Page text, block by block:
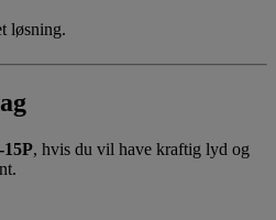
løsning.
, hvis du vil have kraftig lyd og